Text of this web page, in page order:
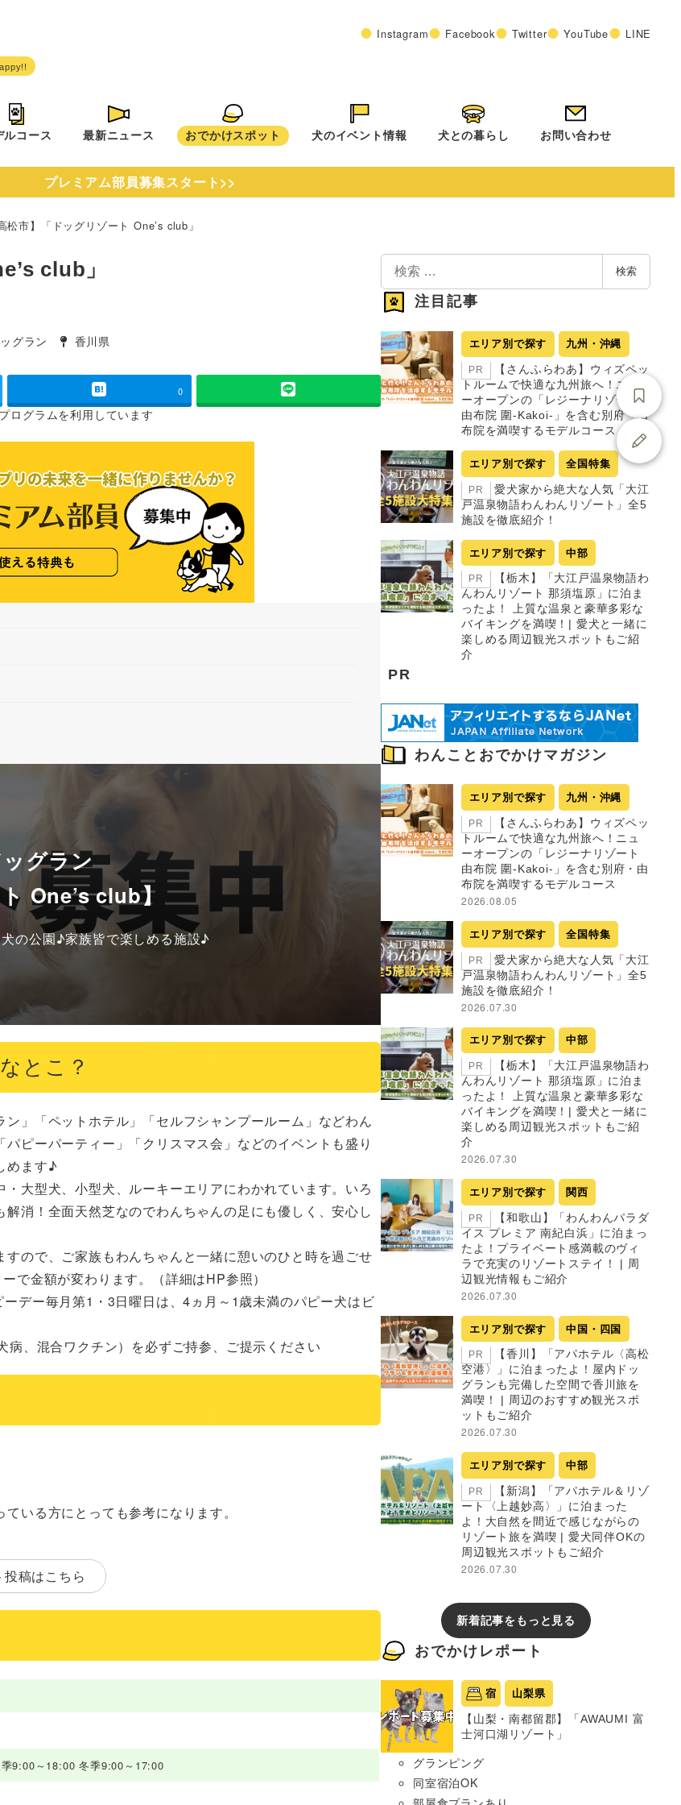
Instagram Facebook Twitter YouTube LINE
ルコース 最新ニュース おでかけスポット 犬のイベント情報 犬との暮らし お問い合わせ
プレミアム部員募集スタート>>
松市】「ドッグリゾート One’s club」
club」
ッグラン
タグ
香川県
0
ログラムを利用しています
グラン
One’s club】
の公園♪家族皆で楽しめる施設♪
とこ？
」「ペットホテル」「セルフシャンプールーム」などわん
ピーパーティー」「クリスマス会」などのイベントも盛り
めます♪
大型犬、小型犬、ルーキーエリアにわかれています。いろ
消！全面天然芝なのでわんちゃんの足にも優しく、安心し
ので、ご家族もわんちゃんと一緒に憩いのひと時を過ごせ
で金額が変わります。（詳細はHP参照）
デー毎月第1・3日曜日は、4ヵ月～1歳未満のパピー犬はビ
、混合ワクチン）を必ずご持参、ご提示ください
いる方にとっても参考になります。
稿はこちら
9:00～18:00 冬季9:00～17:00
検
索
検索
注目記事
エリア別で探す 九州・沖縄
PR
【さんふらわあ】ウィズペッ
トルームで快適な九州旅へ！ニュ
ーオープンの「レジーナリゾート
由布院 圍-Kakoi-」を含む別府・由
布院を満喫するモデルコース
エリア別で探す 全国特集
PR
愛犬家から絶大な人気「大江
戸温泉物語わんわんリゾート」全5
施設を徹底紹介！
エリア別で探す 中部
PR
【栃木】「大江戸温泉物語わ
んわんリゾート 那須塩原」に泊ま
ったよ！ 上質な温泉と豪華多彩な
バイキングを満喫！| 愛犬と一緒に
楽しめる周辺観光スポットもご紹
介
PR
わんことおでかけマガジン
エリア別で探す 九州・沖縄
PR
【さんふらわあ】ウィズペッ
トルームで快適な九州旅へ！ニュ
ーオープンの「レジーナリゾート
由布院 圍-Kakoi-」を含む別府・由
布院を満喫するモデルコース
2026.08.05
エリア別で探す 全国特集
PR
愛犬家から絶大な人気「大江
戸温泉物語わんわんリゾート」全5
施設を徹底紹介！
2026.07.30
エリア別で探す 中部
PR
【栃木】「大江戸温泉物語わ
んわんリゾート 那須塩原」に泊ま
ったよ！ 上質な温泉と豪華多彩な
バイキングを満喫！| 愛犬と一緒に
楽しめる周辺観光スポットもご紹
介
2026.07.30
エリア別で探す 関西
PR
【和歌山】「わんわんパラダ
イス プレミア 南紀白浜」に泊まっ
たよ！プライベート感満載のヴィ
ラで充実のリゾートステイ！ | 周
辺観光情報もご紹介
2026.07.30
エリア別で探す 中国・四国
PR
【香川】「アパホテル〈高松
空港〉」に泊まったよ！屋内ドッ
グランも完備した空間で香川旅を
満喫！ | 周辺のおすすめ観光スポ
ットもご紹介
2026.07.30
エリア別で探す 中部
PR
【新潟】「アパホテル＆リゾ
ート〈上越妙高〉」に泊まった
よ！大自然を間近で感じながらの
リゾート旅を満喫 | 愛犬同伴OKの
周辺観光スポットもご紹介
2026.07.30
新着記事をもっと見る
おでかけレポート
宿 山梨県
【山梨・南都留郡】「AWAUMI 富
士河口湖リゾート」
グランピング
同室宿泊OK